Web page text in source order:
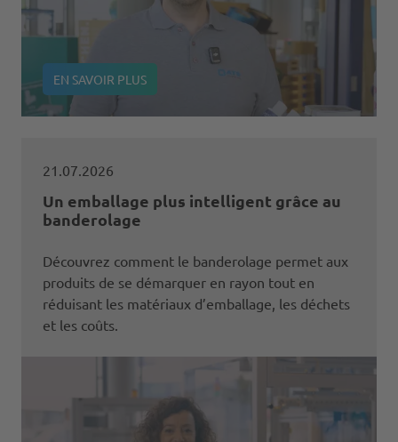
EN SAVOIR PLUS
21.07.2026
Un emballage plus intelligent grâce au
banderolage
Découvrez comment le banderolage permet aux
produits de se démarquer en rayon tout en
réduisant les matériaux d’emballage, les déchets
et les coûts.